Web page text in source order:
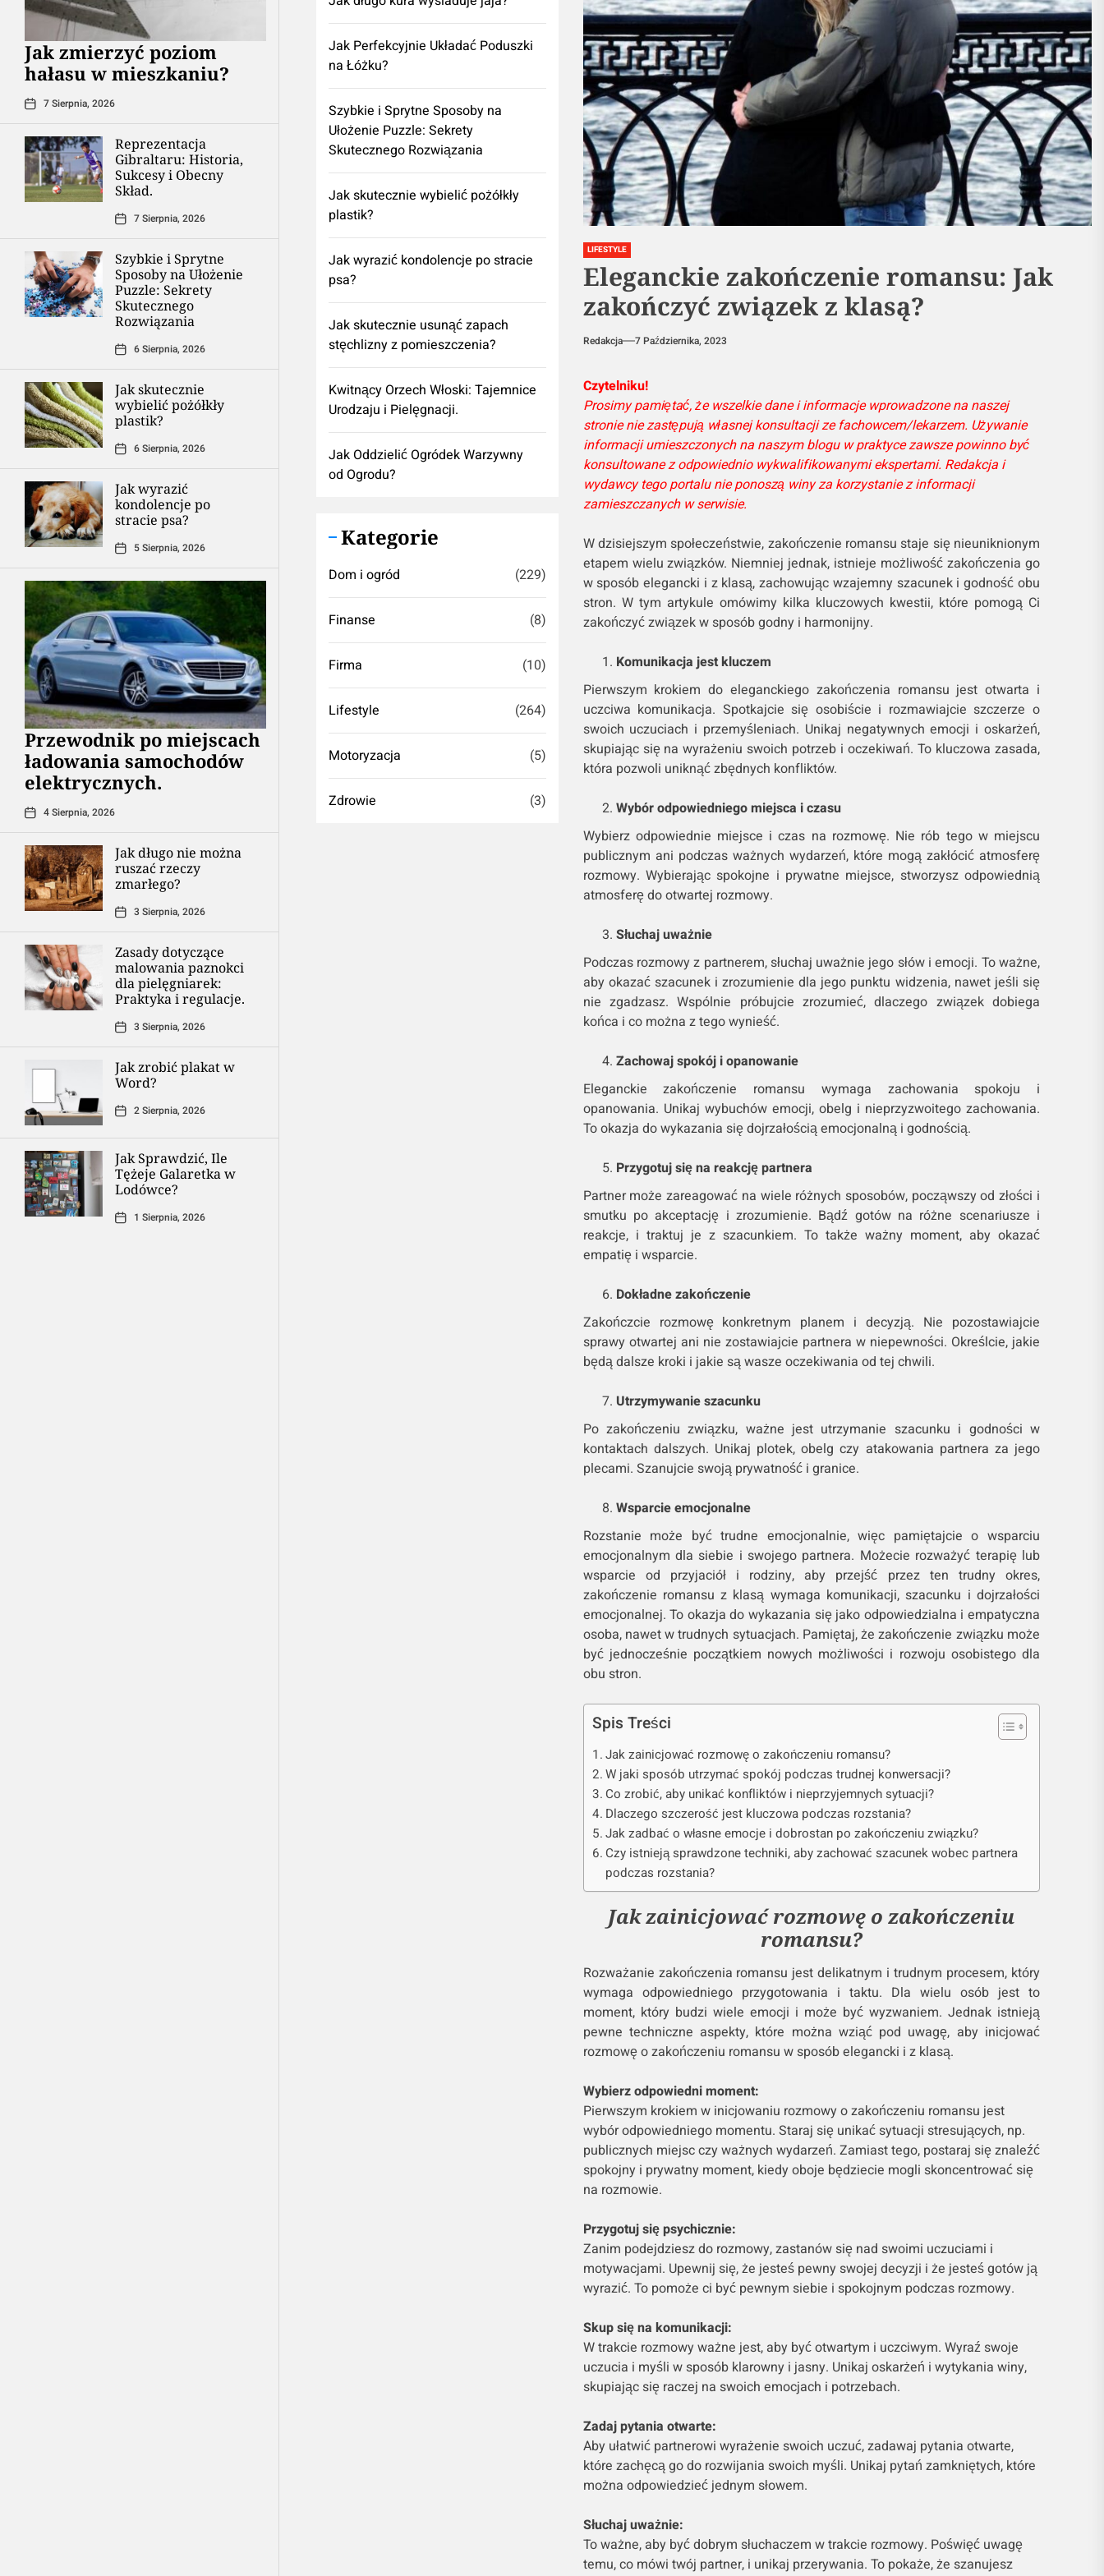
Jak zmierzyć poziom
hałasu w mieszkaniu?
7 Sierpnia, 2026
Reprezentacja
Gibraltaru: Historia,
Sukcesy i Obecny
Skład.
7 Sierpnia, 2026
Szybkie i Sprytne
Sposoby na Ułożenie
Puzzle: Sekrety
Skutecznego
Rozwiązania
6 Sierpnia, 2026
Jak skutecznie
wybielić pożółkły
plastik?
6 Sierpnia, 2026
Jak wyrazić
kondolencje po
stracie psa?
5 Sierpnia, 2026
Przewodnik po miejscach
ładowania samochodów
elektrycznych.
4 Sierpnia, 2026
Jak długo nie można
ruszać rzeczy
zmarłego?
3 Sierpnia, 2026
Zasady dotyczące
malowania paznokci
dla pielęgniarek:
Praktyka i regulacje.
3 Sierpnia, 2026
Jak zrobić plakat w
Word?
2 Sierpnia, 2026
Jak Sprawdzić, Ile
Tężeje Galaretka w
Lodówce?
1 Sierpnia, 2026
LIFESTYLE
Eleganckie zakończenie romansu: Jak
zakończyć związek z klasą?
Redakcja 7 Października, 2023
Czytelniku!
Prosimy pamiętać, że wszelkie dane i informacje wprowadzone na naszej
stronie nie zastępują własnej konsultacji ze fachowcem/lekarzem. Używanie
informacji umieszczonych na naszym blogu w praktyce zawsze powinno być
konsultowane z odpowiednio wykwalifikowanymi ekspertami. Redakcja i
wydawcy tego portalu nie ponoszą winy za korzystanie z informacji
zamieszczanych w serwisie.
W dzisiejszym społeczeństwie, zakończenie romansu staje się nieuniknionym
etapem wielu związków. Niemniej jednak, istnieje możliwość zakończenia go
w sposób elegancki i z klasą, zachowując wzajemny szacunek i godność obu
stron. W tym artykule omówimy kilka kluczowych kwestii, które pomogą Ci
zakończyć związek w sposób godny i harmonijny.
Komunikacja jest kluczem
Pierwszym krokiem do eleganckiego zakończenia romansu jest otwarta i
uczciwa komunikacja. Spotkajcie się osobiście i rozmawiajcie szczerze o
swoich uczuciach i przemyśleniach. Unikaj negatywnych emocji i oskarżeń,
skupiając się na wyrażeniu swoich potrzeb i oczekiwań. To kluczowa zasada,
która pozwoli uniknąć zbędnych konfliktów.
Wybór odpowiedniego miejsca i czasu
Wybierz odpowiednie miejsce i czas na rozmowę. Nie rób tego w miejscu
publicznym ani podczas ważnych wydarzeń, które mogą zakłócić atmosferę
rozmowy. Wybierając spokojne i prywatne miejsce, stworzysz odpowiednią
atmosferę do otwartej rozmowy.
Słuchaj uważnie
Podczas rozmowy z partnerem, słuchaj uważnie jego słów i emocji. To ważne,
aby okazać szacunek i zrozumienie dla jego punktu widzenia, nawet jeśli się
nie zgadzasz. Wspólnie próbujcie zrozumieć, dlaczego związek dobiega
końca i co można z tego wynieść.
Zachowaj spokój i opanowanie
Eleganckie zakończenie romansu wymaga zachowania spokoju i
opanowania. Unikaj wybuchów emocji, obelg i nieprzyzwoitego zachowania.
To okazja do wykazania się dojrzałością emocjonalną i godnością.
Przygotuj się na reakcję partnera
Partner może zareagować na wiele różnych sposobów, począwszy od złości i
smutku po akceptację i zrozumienie. Bądź gotów na różne scenariusze i
reakcje, i traktuj je z szacunkiem. To także ważny moment, aby okazać
empatię i wsparcie.
Dokładne zakończenie
Zakończcie rozmowę konkretnym planem i decyzją. Nie pozostawiajcie
sprawy otwartej ani nie zostawiajcie partnera w niepewności. Określcie, jakie
będą dalsze kroki i jakie są wasze oczekiwania od tej chwili.
Utrzymywanie szacunku
Po zakończeniu związku, ważne jest utrzymanie szacunku i godności w
kontaktach dalszych. Unikaj plotek, obelg czy atakowania partnera za jego
plecami. Szanujcie swoją prywatność i granice.
Wsparcie emocjonalne
Rozstanie może być trudne emocjonalnie, więc pamiętajcie o wsparciu
emocjonalnym dla siebie i swojego partnera. Możecie rozważyć terapię lub
wsparcie od przyjaciół i rodziny, aby przejść przez ten trudny okres,
zakończenie romansu z klasą wymaga komunikacji, szacunku i dojrzałości
emocjonalnej. To okazja do wykazania się jako odpowiedzialna i empatyczna
osoba, nawet w trudnych sytuacjach. Pamiętaj, że zakończenie związku może
być jednocześnie początkiem nowych możliwości i rozwoju osobistego dla
obu stron.
Spis Treści
Jak zainicjować rozmowę o zakończeniu romansu?
W jaki sposób utrzymać spokój podczas trudnej konwersacji?
Co zrobić, aby unikać konfliktów i nieprzyjemnych sytuacji?
Dlaczego szczerość jest kluczowa podczas rozstania?
Jak zadbać o własne emocje i dobrostan po zakończeniu związku?
Czy istnieją sprawdzone techniki, aby zachować szacunek wobec partnera
podczas rozstania?
Jak zainicjować rozmowę o zakończeniu
romansu?
Rozważanie zakończenia romansu jest delikatnym i trudnym procesem, który
wymaga odpowiedniego przygotowania i taktu. Dla wielu osób jest to
moment, który budzi wiele emocji i może być wyzwaniem. Jednak istnieją
pewne techniczne aspekty, które można wziąć pod uwagę, aby inicjować
rozmowę o zakończeniu romansu w sposób elegancki i z klasą.
Wybierz odpowiedni moment:
Pierwszym krokiem w inicjowaniu rozmowy o zakończeniu romansu jest
wybór odpowiedniego momentu. Staraj się unikać sytuacji stresujących, np.
publicznych miejsc czy ważnych wydarzeń. Zamiast tego, postaraj się znaleźć
spokojny i prywatny moment, kiedy oboje będziecie mogli skoncentrować się
na rozmowie.
Przygotuj się psychicznie:
Zanim podejdziesz do rozmowy, zastanów się nad swoimi uczuciami i
motywacjami. Upewnij się, że jesteś pewny swojej decyzji i że jesteś gotów ją
wyrazić. To pomoże ci być pewnym siebie i spokojnym podczas rozmowy.
Skup się na komunikacji:
W trakcie rozmowy ważne jest, aby być otwartym i uczciwym. Wyraź swoje
uczucia i myśli w sposób klarowny i jasny. Unikaj oskarżeń i wytykania winy,
skupiając się raczej na swoich emocjach i potrzebach.
Zadaj pytania otwarte:
Aby ułatwić partnerowi wyrażenie swoich uczuć, zadawaj pytania otwarte,
które zachęcą go do rozwijania swoich myśli. Unikaj pytań zamkniętych, które
można odpowiedzieć jednym słowem.
Słuchaj uważnie:
To ważne, aby być dobrym słuchaczem w trakcie rozmowy. Poświęć uwagę
temu, co mówi twój partner, i unikaj przerywania. To pokaże, że szanujesz
Jak Perfekcyjnie Układać Poduszki
na Łóżku?
Szybkie i Sprytne Sposoby na
Ułożenie Puzzle: Sekrety
Skutecznego Rozwiązania
Jak skutecznie wybielić pożółkły
plastik?
Jak wyrazić kondolencje po stracie
psa?
Jak skutecznie usunąć zapach
stęchlizny z pomieszczenia?
Kwitnący Orzech Włoski: Tajemnice
Urodzaju i Pielęgnacji.
Jak Oddzielić Ogródek Warzywny
od Ogrodu?
Kategorie
Dom i ogród (229)
Finanse (8)
Firma (10)
Lifestyle (264)
Motoryzacja (5)
Zdrowie (3)